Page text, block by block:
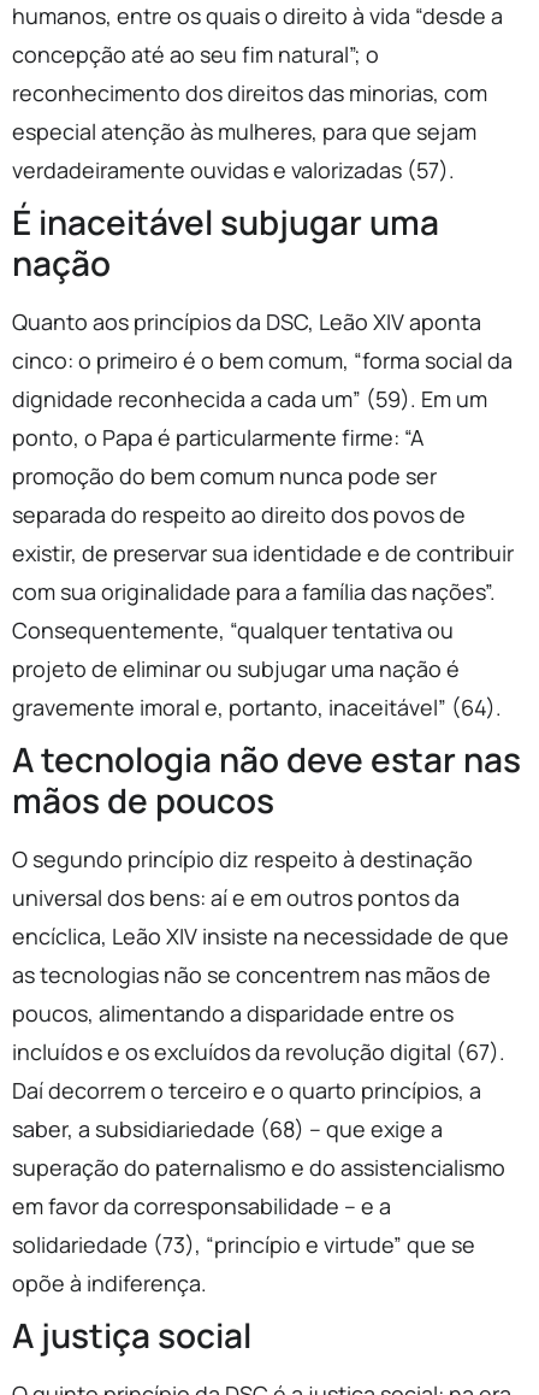
humanos, entre os quais o direito à vida “desde a
concepção até ao seu fim natural”; o
reconhecimento dos direitos das minorias, com
especial atenção às mulheres, para que sejam
verdadeiramente ouvidas e valorizadas (57).
É inaceitável subjugar uma
nação
Quanto aos princípios da DSC, Leão XIV aponta
cinco: o primeiro é o bem comum, “forma social da
dignidade reconhecida a cada um” (59). Em um
ponto, o Papa é particularmente firme: “A
promoção do bem comum nunca pode ser
separada do respeito ao direito dos povos de
existir, de preservar sua identidade e de contribuir
com sua originalidade para a família das nações”.
Consequentemente, “qualquer tentativa ou
projeto de eliminar ou subjugar uma nação é
gravemente imoral e, portanto, inaceitável” (64).
A tecnologia não deve estar nas
mãos de poucos
O segundo princípio diz respeito à destinação
universal dos bens: aí e em outros pontos da
encíclica, Leão XIV insiste na necessidade de que
as tecnologias não se concentrem nas mãos de
poucos, alimentando a disparidade entre os
incluídos e os excluídos da revolução digital (67).
Daí decorrem o terceiro e o quarto princípios, a
saber, a subsidiariedade (68) – que exige a
superação do paternalismo e do assistencialismo
em favor da corresponsabilidade – e a
solidariedade (73), “princípio e virtude” que se
opõe à indiferença.
A justiça social